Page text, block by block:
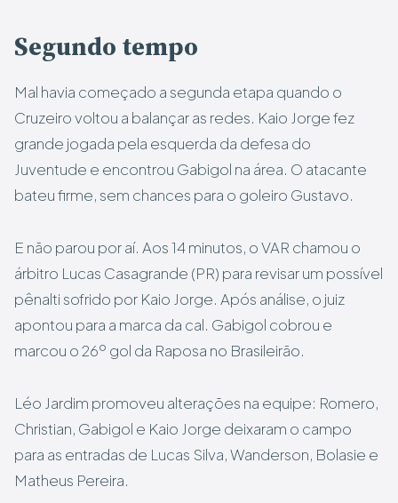
Segundo tempo
Mal havia começado a segunda etapa quando o
Cruzeiro voltou a balançar as redes. Kaio Jorge fez
grande jogada pela esquerda da defesa do
Juventude e encontrou Gabigol na área. O atacante
bateu firme, sem chances para o goleiro Gustavo.
E não parou por aí. Aos 14 minutos, o VAR chamou o
árbitro Lucas Casagrande (PR) para revisar um possível
pênalti sofrido por Kaio Jorge. Após análise, o juiz
apontou para a marca da cal. Gabigol cobrou e
marcou o 26º gol da Raposa no Brasileirão.
Léo Jardim promoveu alterações na equipe: Romero,
Christian, Gabigol e Kaio Jorge deixaram o campo
para as entradas de Lucas Silva, Wanderson, Bolasie e
Matheus Pereira.